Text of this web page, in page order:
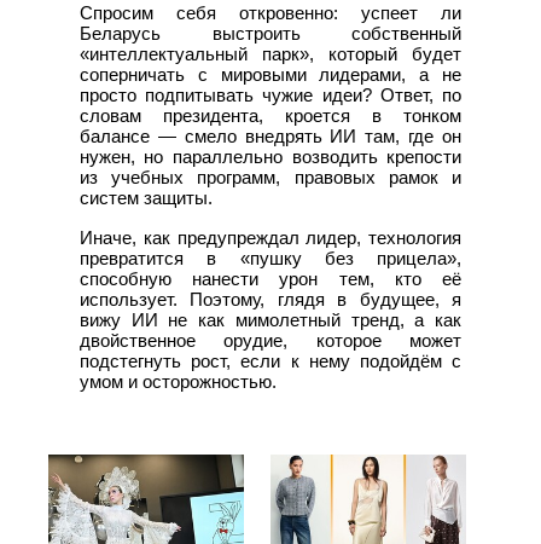
Спросим себя откровенно: успеет ли
Беларусь выстроить собственный
«интеллектуальный парк», который будет
соперничать с мировыми лидерами, а не
просто подпитывать чужие идеи? Ответ, по
словам президента, кроется в тонком
балансе — смело внедрять ИИ там, где он
нужен, но параллельно возводить крепости
из учебных программ, правовых рамок и
систем защиты.
Иначе, как предупреждал лидер, технология
превратится в «пушку без прицела»,
способную нанести урон тем, кто её
использует. Поэтому, глядя в будущее, я
вижу ИИ не как мимолетный тренд, а как
двойственное орудие, которое может
подстегнуть рост, если к нему подойдём с
умом и осторожностью.